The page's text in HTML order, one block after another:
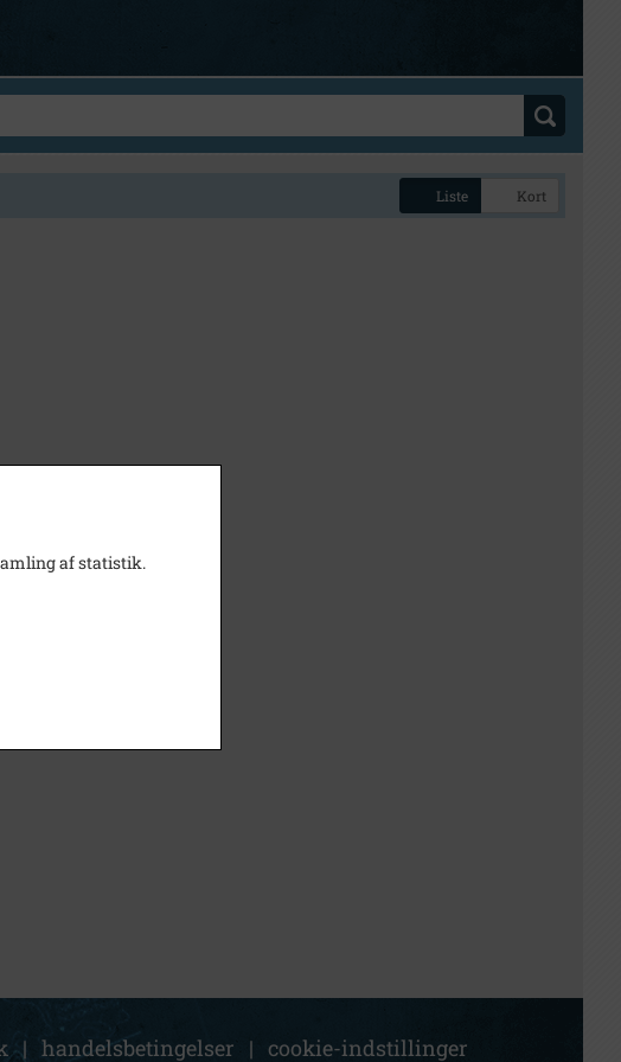
Liste Kort
| handelsbetingelser | cookie-indstillinger
af statistik.